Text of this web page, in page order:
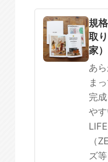
規格住宅
SOWOOD
まだ何も決
規
取
家）
あ
ま
完
やす
（
ズ